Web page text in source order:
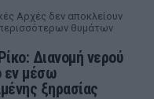
Αρχές δεν αποκλείουν
θυμάτων
Διανομή νερού
εν μέσω
ξηρασίας